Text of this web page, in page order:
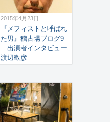
2015年4月23日
『メフィストと呼ばれ
た男』稽古場ブログ9
出演者インタビュー
渡辺敬彦